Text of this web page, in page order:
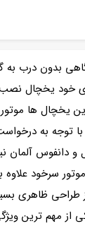
بدون درب به
خود یخچال
یخچال ها
با توجه به
و دانفوس آلمان
سرخود
طراحی ظاهری
از مهم ترین